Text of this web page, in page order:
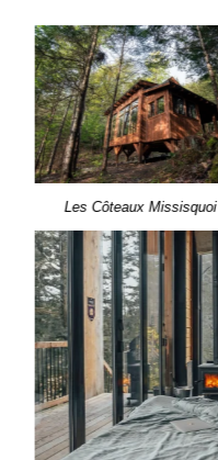
Les Côteaux Missisquoi